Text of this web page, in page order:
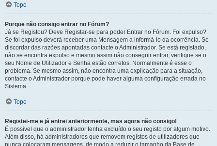
Topo
Porque não consigo entrar no Fórum?
Já se Registou? Deve Registar-se para poder Entrar no Fórum. Foi expulso?
Se foi expulso deverá receber uma Mensagem a informá-lo da ocorrência. Se
discordar das razões apontadas contacte o Administrador. Se está registado,
não se encontra expulso e mesmo assim não conseguir entrar, verifique se o
seu Nome de Utilizador e Senha estão corretos. Normalmente é esse o
problema. Se mesmo assim, não encontra uma explicação para a situação,
contacte o Administrador porque pode haver alguma configuração errada no
Sistema.
Topo
Registei-me e já entrei anteriormente, mas agora não consigo!
É possível que o administrador tenha excluído o seu registo por algum motivo.
Além disso, há administradores que removem registos de utilizadores que
nunca colocaram mensagens, de modo a reduzir o tamanho da Base de